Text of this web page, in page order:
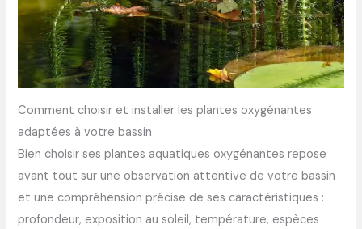
Comment choisir et installer les plantes oxygénantes
adaptées à votre bassin
Bien choisir ses plantes aquatiques oxygénantes repose
avant tout sur une observation attentive de votre bassin
et une compréhension précise de ses caractéristiques :
profondeur, exposition au soleil, température, espèces